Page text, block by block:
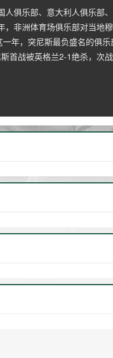
人俱乐部、意大利人俱乐部
，非洲体育场俱乐部对当地
一年，突尼斯最负盛名的俱
首战被英格兰2-1绝杀，次